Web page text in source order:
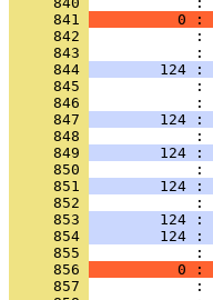
     841
0 :
     842
:
     843
     844
124 :
     845
     846
     847
124 :
     848
     849
124 :
     850
     851
124 :
     852
     853
124 :
     854
124 :
     855
     856
0 :
     857